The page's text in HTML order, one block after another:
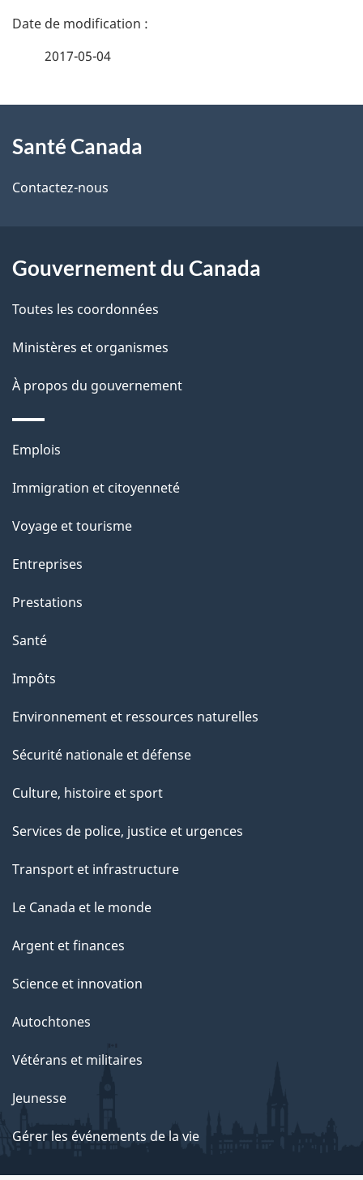
D
i
l
d
e
p
a
2017-05-04
propos
de
site
Santé Canada
Contactez-nous
Gouvernement du Canada
Toutes les coordonnées
Ministères et organismes
À propos du gouvernement
Thèmes
sujets
Emplois
Immigration et citoyenneté
Voyage et tourisme
Entreprises
Prestations
Santé
Impôts
Environnement et ressources naturelles
Sécurité nationale et défense
Culture, histoire et sport
Services de police, justice et urgences
Transport et infrastructure
Le Canada et le monde
Argent et finances
Science et innovation
Autochtones
Vétérans et militaires
Jeunesse
Gérer les événements de la vie